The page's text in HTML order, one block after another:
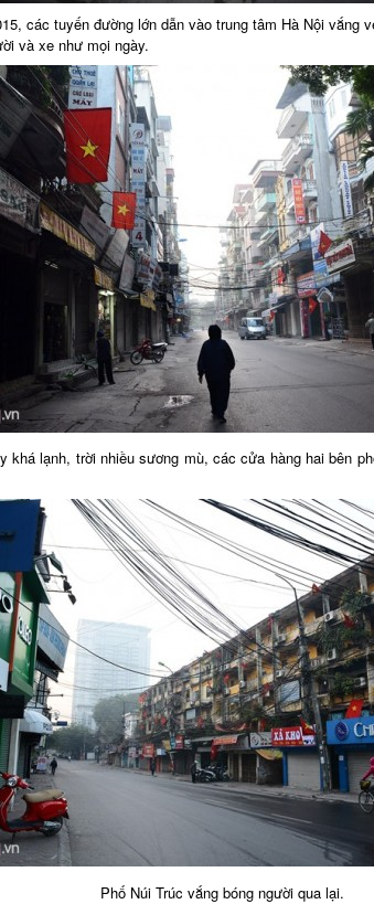
các tuyến đường lớn dẫn vào trung tâm Hà Nội vắng
và xe như mọi ngày.
khá lạnh, trời nhiều sương mù, các cửa hàng hai bên
Phố Núi Trúc vắng bóng người qua lại.